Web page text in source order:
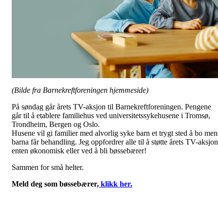
(Bilde fra Barnekreftforeningen hjemmeside)
På søndag går årets TV-aksjon til Barnekreftforeningen. Pengene
går til å etablere familiehus ved universitetssykehusene i Tromsø,
Trondheim, Bergen og Oslo.
Husene vil gi familier med alvorlig syke barn et trygt sted å bo
barna får behandling. Jeg oppfordrer alle til å støtte årets TV-
enten økonomisk eller ved å bli bøssebærer!
Sammen for små helter.
Meld deg som bøssebærer, klikk her.